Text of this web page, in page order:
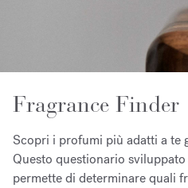
Fragrance Finder
Scopri i profumi più adatti a te
Questo questionario
permette di determinare quali